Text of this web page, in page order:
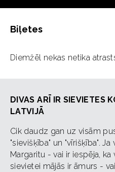
Biļetes
Diemžēl nekas netika
DIVAS ARĪ IR SIEVIETES
LATVIJĀ
Cik daudz gan uz visām
"sievišķība" un "vīrišķība".
Margaritu - vai ir iespēja,
sievietei mājās ir āmurs -